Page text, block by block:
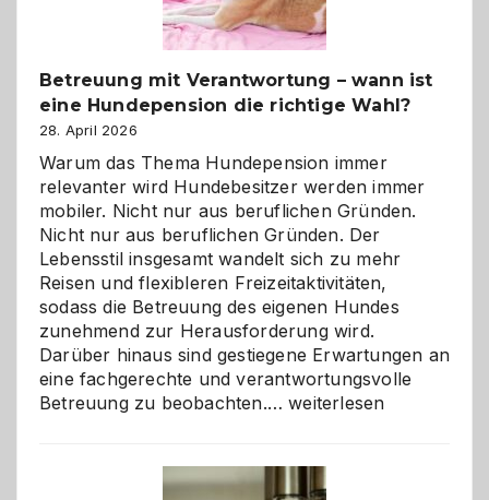
Betreuung mit Verantwortung – wann ist
eine Hundepension die richtige Wahl?
28. April 2026
Warum das Thema Hundepension immer
relevanter wird Hundebesitzer werden immer
mobiler. Nicht nur aus beruflichen Gründen.
Nicht nur aus beruflichen Gründen. Der
Lebensstil insgesamt wandelt sich zu mehr
Reisen und flexibleren Freizeitaktivitäten,
sodass die Betreuung des eigenen Hundes
zunehmend zur Herausforderung wird.
Darüber hinaus sind gestiegene Erwartungen an
eine fachgerechte und verantwortungsvolle
Betreuung zu beobachten.…Betreuung
weiterlesen